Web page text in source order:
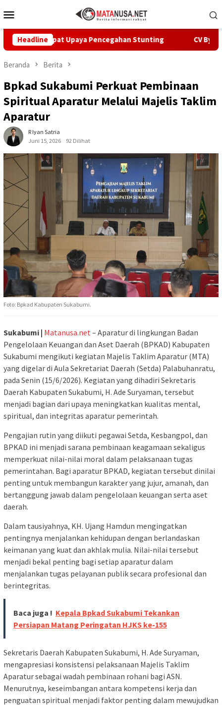
ke
Mobile
Headline
Upaya Pencegahan Stunting CV Byankarya
Beranda Berita
Bpkad Sukabumi Perkuat Pembinaan
Spiritual Aparatur Melalui Majelis Taklim
Aparatur
R Iyan Satria
Juni 15, 2026
92 Dilihat
Foto: Bpkad Kabupaten Sukabumi.
Sukabumi | Matanusa.net – Aparatur di lingkungan Badan
Pengelolaan Keuangan dan Aset Daerah (BPKAD) Kabupaten
Sukabumi mengikuti kegiatan Majelis Taklim Aparatur (MTA)
yang digelar di Aula Sekretariat Daerah (Setda) Palabuhanratu,
pada Senin (15/6/2026). Kegiatan yang dihadiri Sekretaris
Daerah Kabupaten Sukabumi, H. Ade Suryaman, tersebut
menjadi bagian dari upaya meningkatkan kualitas mental,
spiritual, dan integritas aparatur pemerintah.
Pengajian rutin yang diikuti pegawai Setda, Kesbangpol, dan
BPKAD ini menjadi sarana pembinaan keagamaan sekaligus
memperkuat nilai-nilai moral dalam pelaksanaan tugas
pemerintahan. Bagi aparatur BPKAD, kegiatan tersebut dinilai
penting untuk membangun karakter yang jujur, amanah, dan
bertanggung jawab dalam pengelolaan keuangan serta aset
daerah.
Dalam tausiyahnya, KH. Ujang Hamdun mengingatkan
pentingnya menjalankan kehidupan dengan berlandaskan
keimanan yang kuat dan akhlak mulia. Nilai-nilai tersebut
menjadi bekal penting bagi setiap aparatur dalam
menjalankan tugas pelayanan publik secara profesional dan
berintegritas.
Baca juga ! Kepala Bpkad Sukabumi Tekankan
Persiapan Matang Peringatan HJKS ke-155
Sekretaris Daerah Kabupaten Sukabumi, H. Ade Suryaman,
mengapresiasi konsistensi pelaksanaan Majelis Taklim
Aparatur sebagai wadah pembinaan rohani bagi ASN.
Menurutnya, keseimbangan antara kompetensi kerja dan
penguatan spiritual menjadi faktor penting dalam mewujudkan